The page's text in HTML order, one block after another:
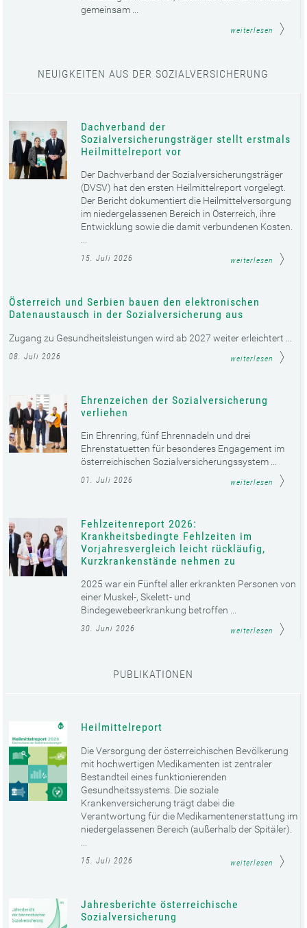
gemeinsam ...
weiterlesen
NEUIGKEITEN AUS DER SOZIALVERSICHERUNG
Dachverband der
Sozialversicherungsträger stellt erstmals
Heilmittelreport vor
Der Dachverband der Sozialversicherungsträger
(DVSV) hat den ersten Heilmittelreport vorgelegt.
Der Bericht dokumentiert die Heilmittelversorgung
im niedergelassenen Bereich in Österreich, ihre
Entwicklung sowie die damit verbundenen Kosten.
15. Juli 2026 weiterlesen
Österreich und Serbien bauen den elektronischen
Datenaustausch in der Sozialversicherung aus
Zugang zu Gesundheitsleistungen wird ab 2027 weiter erleichtert ...
08. Juli 2026 weiterlesen
Ehrenzeichen der Sozialversicherung
verliehen
Ein Ehrenring, fünf Ehrennadeln und drei
Ehrenstatuetten für besonderes Engagement im
österreichischen Sozialversicherungssystem ...
01. Juli 2026 weiterlesen
Fehlzeitenreport 2026:
Krankheitsbedingte Fehlzeiten im
Vorjahresvergleich leicht rückläufig,
Kurzkrankenstände nehmen zu
2025 war ein Fünftel aller erkrankten Personen von
einer Muskel-, Skelett- und
Bindegewebeerkrankung betroffen ...
30. Juni 2026 weiterlesen
PUBLIKATIONEN
Heilmittelreport
Die Versorgung der österreichischen Bevölkerung
mit hochwertigen Medikamenten ist zentraler
Bestandteil eines funktionierenden
Gesundheitssystems. Die soziale
Krankenversicherung trägt dabei die
Verantwortung für die Medikamentenerstattung im
niedergelassenen Bereich (außerhalb der Spitäler).
15. Juli 2026 weiterlesen
Jahresberichte österreichische
Sozialversicherung